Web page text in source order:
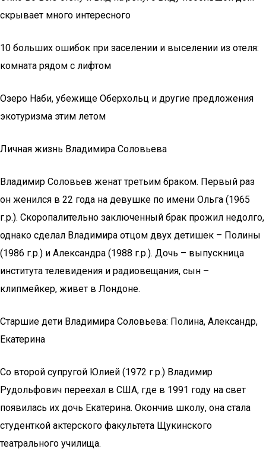
скрывает много интересного
10 больших ошибок при заселении и выселении из отеля:
комната рядом с лифтом
Озеро Наби, убежище Оберхольц и другие предложения
экотуризма этим летом
Личная жизнь Владимира Соловьева
Владимир Соловьев женат третьим браком. Первый раз
он женился в 22 года на девушке по имени Ольга (1965
г.р.). Скоропалительно заключенный брак прожил недолго,
однако сделал Владимира отцом двух детишек – Полины
(1986 г.р.) и Александра (1988 г.р.). Дочь – выпускница
института телевидения и радиовещания, сын –
клипмейкер, живет в Лондоне.
Старшие дети Владимира Соловьева: Полина, Александр,
Екатерина
Со второй супругой Юлией (1972 г.р.) Владимир
Рудольфович переехал в США, где в 1991 году на свет
появилась их дочь Екатерина. Окончив школу, она стала
студенткой актерского факультета Щукинского
театрального училища.